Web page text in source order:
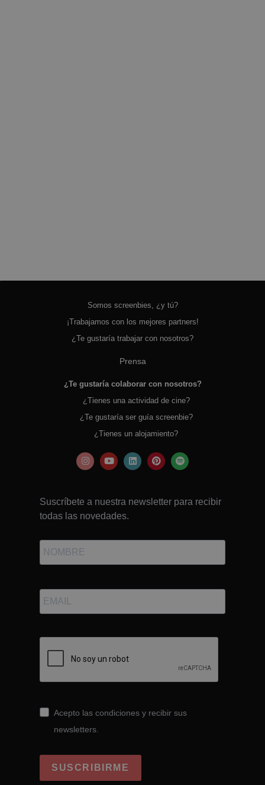
Somos screenbies, ¿y tú?
¡Trabajamos con los mejores partners!
¿Te gustaría trabajar con nosotros?
Prensa
¿Te gustaría colaborar con nosotros?
¿Tienes una actividad de cine?
¿Te gustaría ser guía screenbie?
¿Tienes un alojamiento?
Suscríbete a nuestra newsletter para recibir
todas las novedades.
Acepto las condiciones y recibir sus
newsletters.
SUSCRIBIRME